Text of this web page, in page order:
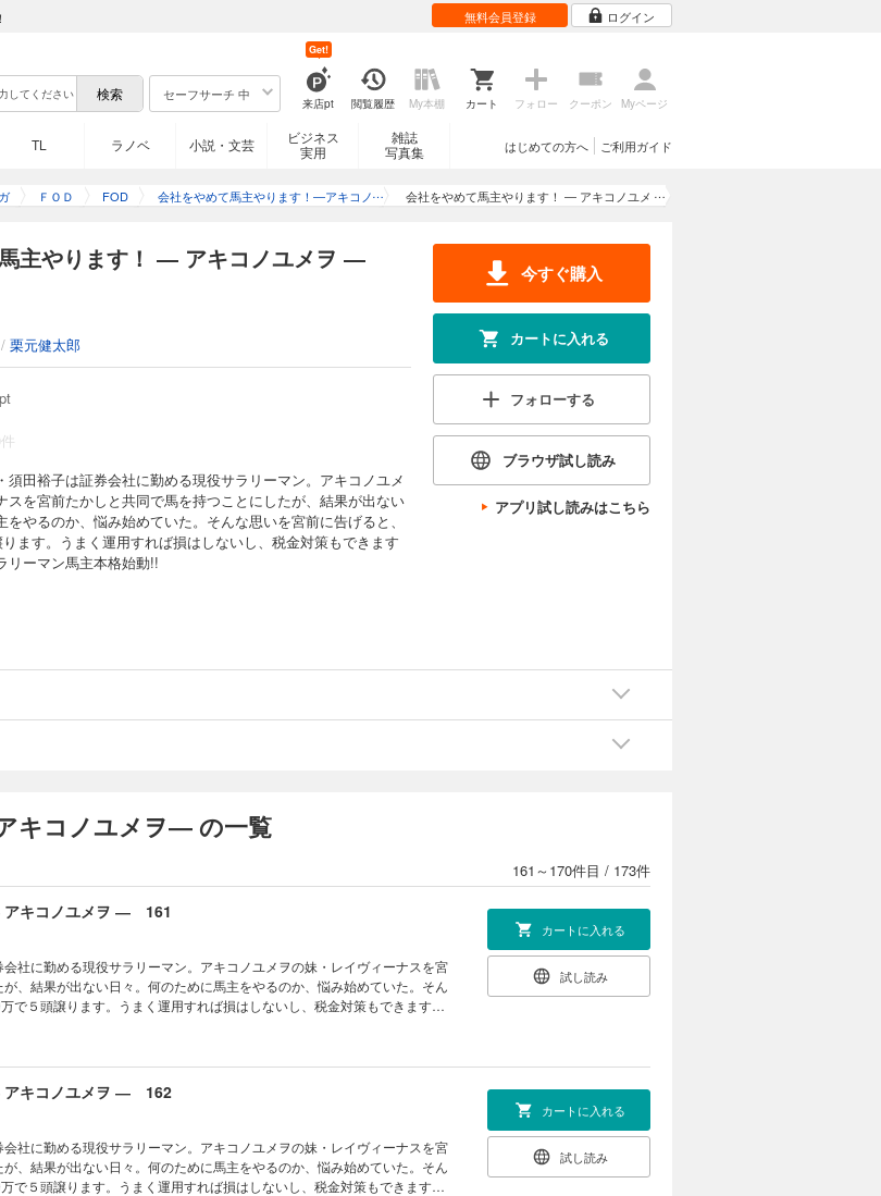
無料会員登録 ログイン
セーフサーチ 中
来店pt
Get!
閲覧履歴 My本棚 カート フォロー クーポン Myページ
TL ラノベ 小説・文芸
ビジネス
実用
雑誌
写真集
ご利用ガイド
はじめての方へ
ＦＯＤ FOD
会社をやめて馬主やります！―アキコノ
会社をやめて馬主やります！ ― アキコノユメ
主やります！ ― アキコノユメヲ ―
/ 栗元健太郎
pt
須田裕子は証券会社に勤める現役サラリーマン。アキコノユメ
スを宮前たかしと共同で馬を持つことにしたが、結果が出ない
をやるのか、悩み始めていた。そんな思いを宮前に告げると、
ります。うまく運用すれば損はしないし、税金対策もできます
ーマン馬主本格始動!!
今すぐ購入
カートに入れる
フォローする
ブラウザ試し読み
アプリ試し読みはこちら
キコノユメヲ― の一覧
161～170件目 / 173件
キコノユメヲ ― 156
社に勤める現役サラリーマン。アキコノユメヲの妹・レイヴィーナスを宮
、結果が出ない日々。何のために馬主をやるのか、悩み始めていた。そん
で５頭譲ります。うまく運用すれば損はしないし、税金対策もできます
カートに入れる
試し読み
アキコノユメヲ ― 157
社に勤める現役サラリーマン。アキコノユメヲの妹・レイヴィーナスを宮
、結果が出ない日々。何のために馬主をやるのか、悩み始めていた。そん
で５頭譲ります。うまく運用すれば損はしないし、税金対策もできます
始動!!
カートに入れる
アキコノユメヲ ― 158
社に勤める現役サラリーマン。アキコノユメヲの妹・レイヴィーナスを宮
、結果が出ない日々。何のために馬主をやるのか、悩み始めていた。そん
で５頭譲ります。うまく運用すれば損はしないし、税金対策もできます
始動!!
試し読み
アキコノユメヲ ― 159
、結果が出ない日々。何のために馬主をやるのか、悩み始めていた。そん
で５頭譲ります。うまく運用すれば損はしないし、税金対策もできます
で５頭譲ります。うまく運用すれば損はしないし、税金対策もできます
始動!!
カートに入れる
アキコノユメヲ ― 161
社に勤める現役サラリーマン。アキコノユメヲの妹・レイヴィーナスを宮
、結果が出ない日々。何のために馬主をやるのか、悩み始めていた。そん
で５頭譲ります。うまく運用すれば損はしないし、税金対策もできます
カートに入れる
試し読み
アキコノユメヲ ― 162
社に勤める現役サラリーマン。アキコノユメヲの妹・レイヴィーナスを宮
、結果が出ない日々。何のために馬主をやるのか、悩み始めていた。そん
で５頭譲ります。うまく運用すれば損はしないし、税金対策もできます
カートに入れる
試し読み